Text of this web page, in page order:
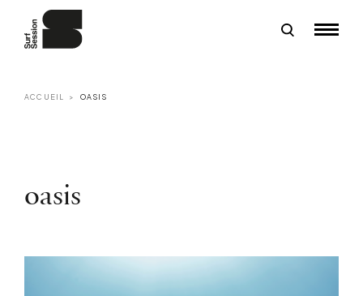
ACCUEIL OASIS
oasis